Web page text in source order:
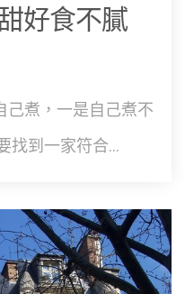
好食不膩
己煮，一是自己煮不
找到一家符合...